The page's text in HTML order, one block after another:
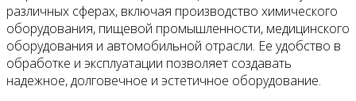
различных сферах, включая производство химического
оборудования, пищевой промышленности, медицинского
оборудования и автомобильной отрасли. Ее удобство в
обработке и эксплуатации позволяет создавать
надежное, долговечное и эстетичное оборудование.